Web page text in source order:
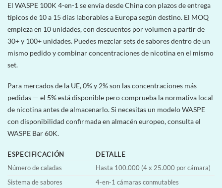
El WASPE 100K 4-en-1 se envía desde China con plazos de entrega
típicos de 10 a 15 días laborables a Europa según destino. El MOQ
empieza en 10 unidades, con descuentos por volumen a partir de
30+ y 100+ unidades. Puedes mezclar sets de sabores dentro de un
mismo pedido y combinar concentraciones de nicotina en el mismo
set.
Para mercados de la UE, 0% y 2% son las concentraciones más
pedidas — el 5% está disponible pero comprueba la normativa local
de nicotina antes de almacenarlo. Si necesitas un modelo WASPE
con disponibilidad confirmada en almacén europeo, consulta el
WASPE Bar 60K.
ESPECIFICACIÓN
DETALLE
Número de caladas
Hasta 100.000 (4 x 25.000 por cámara)
Sistema de sabores
4-en-1 cámaras conmutables